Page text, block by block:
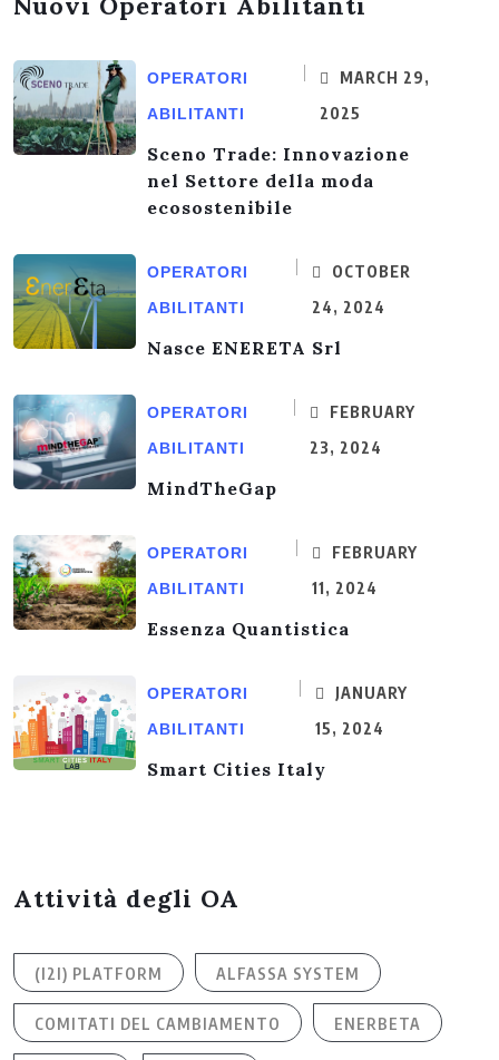
OPERATORI
ABILITANTI
MARCH 29,
2025
Sceno Trade: Innovazione
nel Settore della moda
ecosostenibile
OPERATORI
ABILITANTI
OCTOBER
24, 2024
Nasce ENERETA Srl
OPERATORI
ABILITANTI
FEBRUARY
23, 2024
MindTheGap
OPERATORI
ABILITANTI
FEBRUARY
11, 2024
Essenza Quantistica
OPERATORI
ABILITANTI
JANUARY
15, 2024
Smart Cities Italy
Attività degli OA
(I2I) PLATFORM ALFASSA SYSTEM
COMITATI DEL CAMBIAMENTO ENERBETA